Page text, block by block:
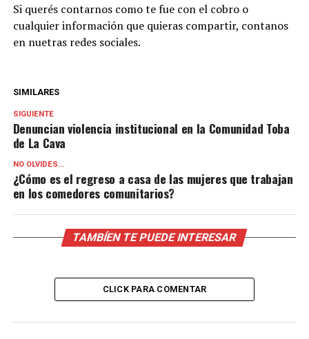
Si querés contarnos como te fue con el cobro o
cualquier información que quieras compartir, contanos
en nuetras redes sociales.
SIMILARES
SIGUIENTE
Denuncian violencia institucional en la Comunidad Toba
de La Cava
NO OLVIDES...
¿Cómo es el regreso a casa de las mujeres que trabajan
en los comedores comunitarios?
TAMBÍEN TE PUEDE INTERESAR
CLICK PARA COMENTAR